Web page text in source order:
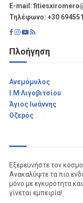
Ε-mail:
Τηλέφωνο: +30
Πλοήγηση
Aνεμόμυλος
I.M Λιγοβιτσίου
Άγιος Ιωάννης
Οζερός
Εξερευνήστε τον
Ανακαλύψτε τα πιο
μόνο με εγκυρότητα
γίνεται εμπειρία!